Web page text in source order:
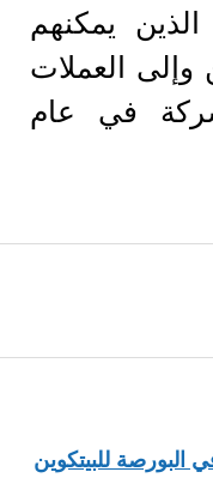
البورصة للبيتكوين
يمكنهم
وإلى العملات
في عام